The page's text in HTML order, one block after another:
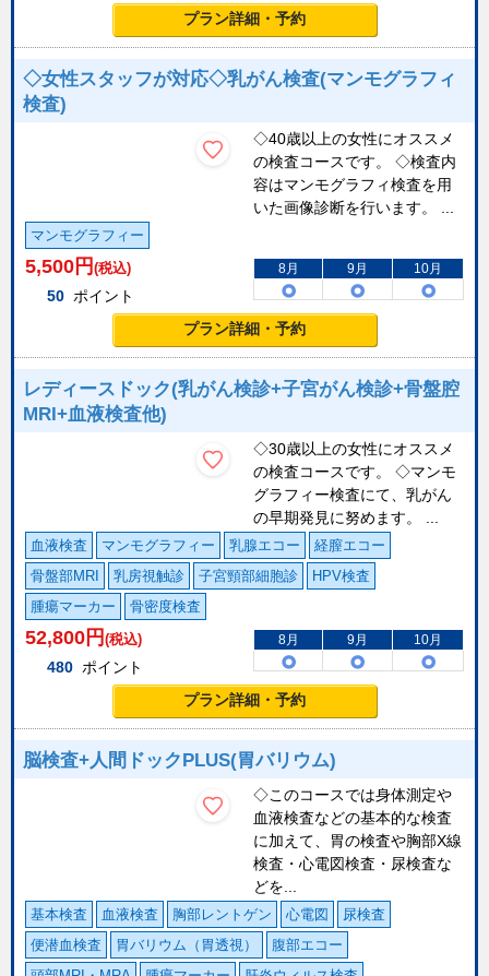
プラン詳細・予約
◇女性スタッフが対応◇乳がん検査(マンモグラフィ
検査)
◇40歳以上の女性にオススメ
の検査コースです。 ◇検査内
容はマンモグラフィ検査を用
いた画像診断を行います。 ...
マンモグラフィー
5,500 円 (税込)
50 ポイント
8月 9月 10月
プラン詳細・予約
レディースドック(乳がん検診+子宮がん検診+骨盤腔
MRI+血液検査他)
◇30歳以上の女性にオススメ
の検査コースです。 ◇マンモ
グラフィー検査にて、乳がん
の早期発見に努めます。 ...
血液検査 マンモグラフィー 乳腺エコー
経膣エコー
骨盤部MRI
乳房視触診 子宮頸部細胞診
HPV検査
腫瘍マーカー
骨密度検査
52,800 円 (税込)
480 ポイント
8月 9月 10月
プラン詳細・予約
脳検査+人間ドックPLUS(胃バリウム)
◇このコースでは身体測定や
血液検査などの基本的な検査
に加えて、胃の検査や胸部X線
検査・心電図検査・尿検査な
どを...
基本検査 血液検査 胸部レントゲン 心電図
尿検査
便潜血検査
胃バリウム（胃透視）
腹部エコー